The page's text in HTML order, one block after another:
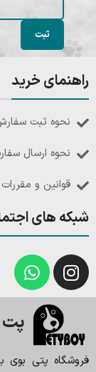
راهنمای خرید
نحوه ثبت
نحوه ارسال
قوانین و مقررات
شبکه های
پت
فروشگاه پتی بوی